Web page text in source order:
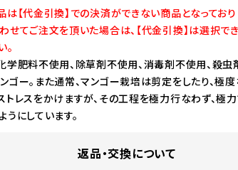
【代金引換】での決済ができない商品となっており
せてご注文を頂いた場合は、【代金引換】は選択で
学肥料不使用、除草剤不使用、消毒剤不使用、殺
ゴー。また通常、マンゴー栽培は剪定をしたり、極度
トレスをかけますが、その工程を極力行なわず、極
にしています。
返品・交換について